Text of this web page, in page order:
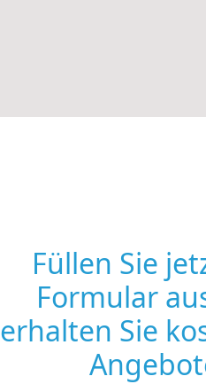
Füllen Sie
Formular
erhalten Sie